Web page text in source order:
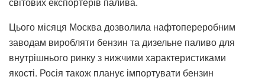
Цього місяця Москва дозволила нафтопереробним
заводам виробляти бензин та дизельне паливо для
внутрішнього ринку з нижчими характеристиками
якості. Росія також планує імпортувати бензин